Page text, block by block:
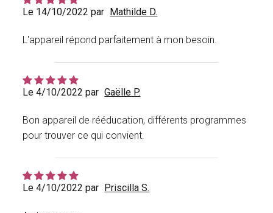
Le 14/10/2022 par Mathilde D.
L'appareil répond parfaitement à mon besoin.
Le 4/10/2022 par Gaëlle P.
Bon appareil de rééducation, différents programmes
pour trouver ce qui convient.
Le 4/10/2022 par Priscilla S.